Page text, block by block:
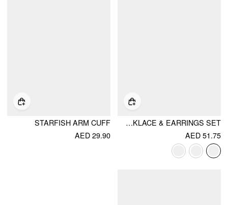
2PCS RHINESTONE DECOR NECKLACE & EARRINGS SET
AED 51.75
STARFISH ARM CUFF
AED 29.90